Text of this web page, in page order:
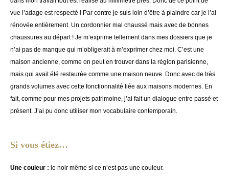
vue l’adage est respecté ! Par contre je suis loin d’être à plaindre car je l’ai
rénovée entièrement. Un cordonnier mal chaussé mais avec de bonnes
chaussures au départ ! Je m’exprime tellement dans mes dossiers que je
n’ai pas de manque qui m’obligerait à m’exprimer chez moi. C’est une
maison ancienne, comme on peut en trouver dans la région parisienne,
mais qui avait été restaurée comme une maison neuve. Donc avec de très
grands volumes avec cette fonctionnalité liée aux maisons modernes. En
fait, comme pour mes projets patrimoine, j’ai fait un dialogue entre passé et
présent. J’ai pu donc utiliser mon vocabulaire contemporain.
Si vous étiez…
Une couleur : le noir même si ce n’est pas une couleur.